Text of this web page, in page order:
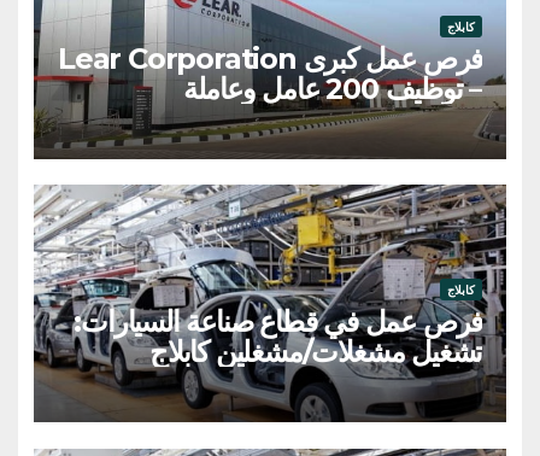
كابلاج
فرص عمل كبرى Lear Corporation
– توظيف 200 عامل وعاملة
كابلاج
فرص عمل في قطاع صناعة السيارات:
تشغيل مشغلات/مشغلين كابلاج